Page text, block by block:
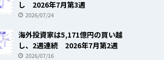
し 2026年7月第3週
2026/07/24
海外投資家は5,171億円の買い越
し、2週連続 2026年7月第2週
2026/07/16